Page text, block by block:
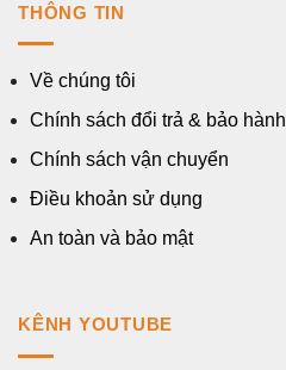
THÔNG TIN
Về chúng tôi
Chính sách đổi trả & bảo hành
Chính sách vận chuyển
Điều khoản sử dụng
An toàn và bảo mật
KÊNH YOUTUBE